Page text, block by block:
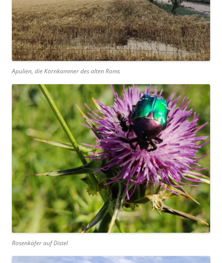
Apulien, die Kornkammer des alten Roms
Rosenkäfer auf Distel